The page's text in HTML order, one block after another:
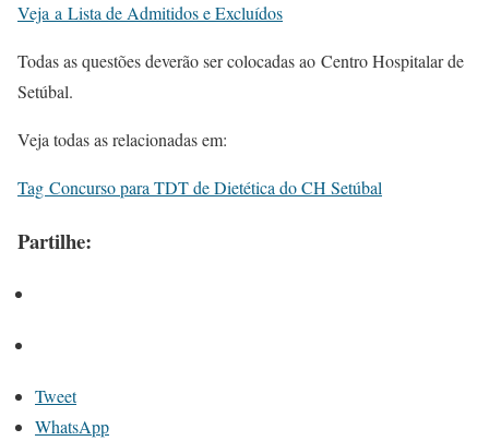
Veja a Lista de Admitidos e Excluídos
Todas as questões deverão ser colocadas ao Centro Hospitalar de
Setúbal.
Veja todas as relacionadas em:
Tag Concurso para TDT de Dietética do CH Setúbal
Partilhe:
Tweet
WhatsApp